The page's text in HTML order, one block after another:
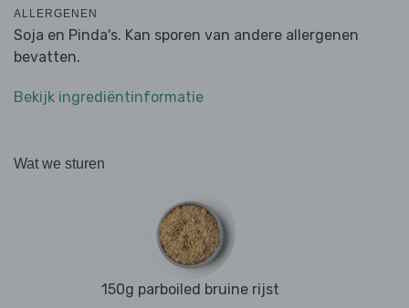
ALLERGENEN
Soja en Pinda's. Kan sporen van andere allergenen
bevatten.
Bekijk ingrediëntinformatie
Wat we sturen
150g parboiled bruine rijst